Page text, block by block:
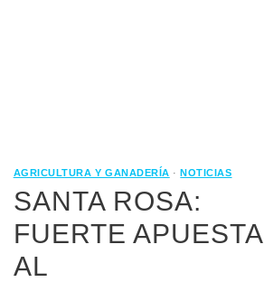
AGRICULTURA Y GANADERÍA ·NOTICIAS
SANTA ROSA:
FUERTE APUESTA
AL